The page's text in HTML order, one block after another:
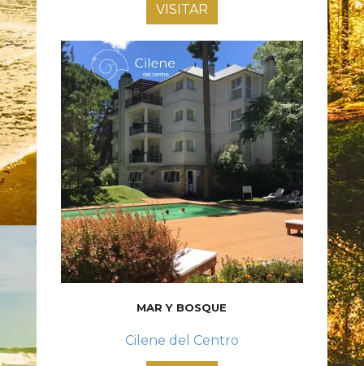
VISITAR
MAR Y BOSQUE
Cilene del Centro